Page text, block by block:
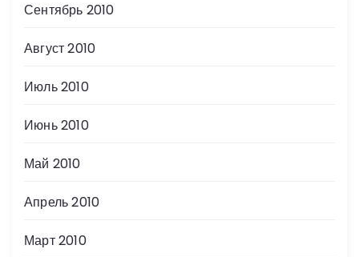
Сентябрь 2010
Август 2010
Июль 2010
Июнь 2010
Май 2010
Апрель 2010
Март 2010